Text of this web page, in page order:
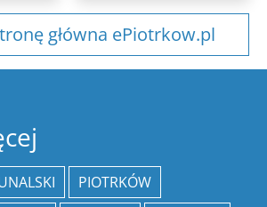
główna ePiotrkow.pl
PIOTRKÓW